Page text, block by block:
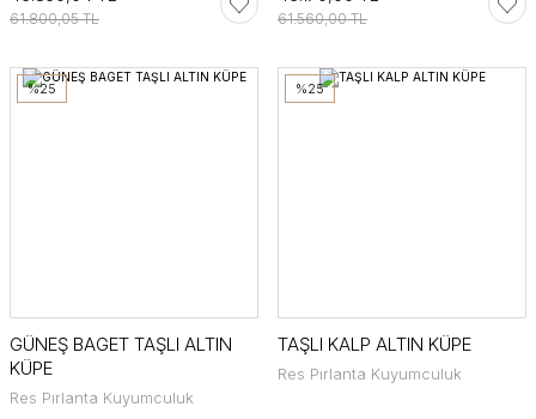
61.800,05 TL 61.560,00 TL
%25
GÜNEŞ BAGET TAŞLI ALTIN
KÜPE
Res Pırlanta Kuyumculuk
%25
TAŞLI KALP ALTIN KÜPE
Res Pırlanta Kuyumculuk